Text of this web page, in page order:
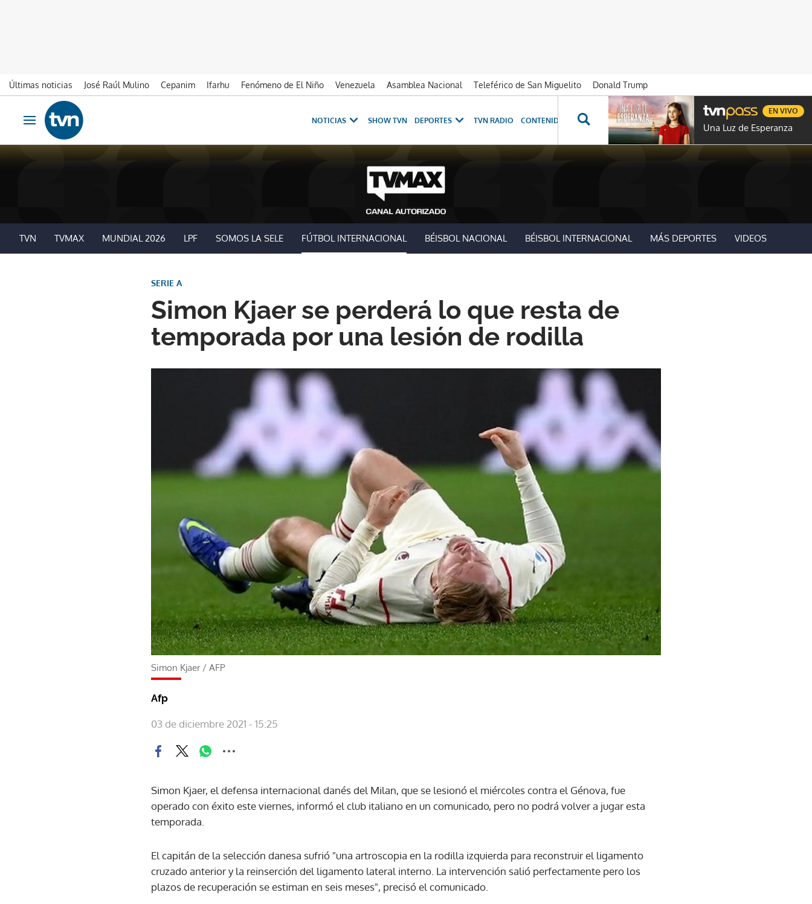
Últimas noticias José Raúl Mulino Cepanim Ifarhu Fenómeno de El Niño Venezuela Asamblea Nacional Teleférico de San Miguelito
Donald Trump
Ir al contenido
Obrir navegació
NOTICIAS SHOW TVN DEPORTES TVN RADIO CONTENIDOS ESPECIALES NOVELAS PROGRAMAS GENTE TVN
Una Luz de Esperanza
EN VIVO
TVN TVMAX MUNDIAL 2026 LPF SOMOS LA SELE FÚTBOL INTERNACIONAL BÉISBOL NACIONAL BÉISBOL INTERNACIONAL MÁS DEPORTES VIDEOS
Simon Kjaer se perderá lo que resta de
temporada por una lesión de rodilla
SERIE A
Simon Kjaer/ AFP
Afp
03 de diciembre 2021 - 15:25
Simon Kjaer, el defensa internacional danés del Milan, que se lesionó el miércoles contra el Génova, fue
operado con éxito este viernes, informó el club italiano en un comunicado, pero no podrá volver a jugar esta
temporada.
El capitán de la selección danesa sufrió "una artroscopia en la rodilla izquierda para reconstruir el ligamento
cruzado anterior y la reinserción del ligamento lateral interno. La intervención salió perfectamente pero los
plazos de recuperación se estiman en seis meses", precisó el comunicado.